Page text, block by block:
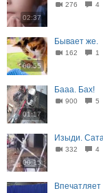
02:37
276 4
00:55
Бывает же.
162 1
01:17
Бааа. Бах!
900 5
00:15
Изыди.
332 4
Впечатляет